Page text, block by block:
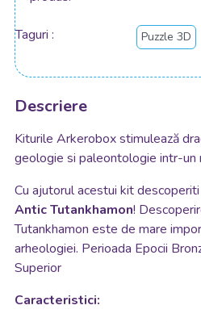
Taguri Puzzle 3D
Descriere
Kiturile Arkerobox stimulează
geologie si paleontologie intr-un
Cu ajutorul acestui kit descoperiti
Antic Tutankhamon!
Tutankhamon este de mare
arheologiei. Perioada Epocii
Superior
Caracteristici: